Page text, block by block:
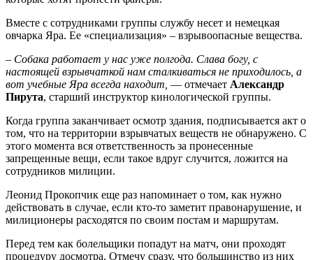
Вместе с сотрудниками группы службу несет и немецкая
овчарка Яра. Ее «специализация» – взрывоопасные вещества.
– Собака работает у нас уже полгода. Слава богу, с
настоящей взрывчаткой нам сталкиваться не приходилось, а
вот учебные Яра всегда находит, — отмечает Александр
Пирута, старший инструктор кинологической группы.
Когда группа заканчивает осмотр здания, подписывается акт о
том, что на территории взрывчатых веществ не обнаружено. С
этого момента вся ответственность за пронесенные
запрещенные вещи, если такое вдруг случится, ложится на
сотрудников милиции.
Леонид Прокопчик еще раз напоминает о том, как нужно
действовать в случае, если кто-то заметит правонарушение, и
милиционеры расходятся по своим постам и маршрутам.
Перед тем как болельщики попадут на матч, они проходят
процедуру досмотра. Отмечу сразу, что большинство из них